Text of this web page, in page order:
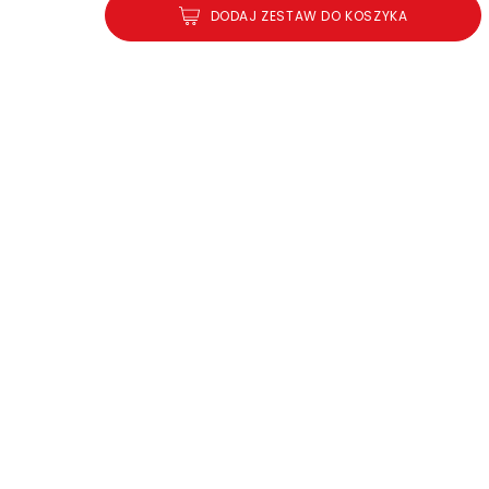
DODAJ ZESTAW DO KOSZYKA